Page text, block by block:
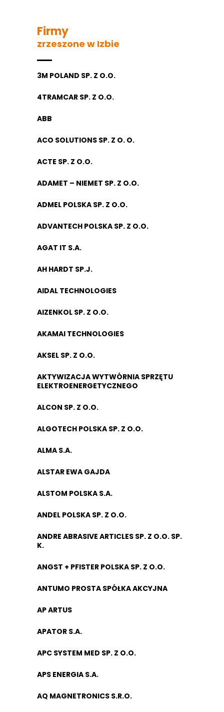
Firmy
zrzeszone w Izbie
3M POLAND SP. Z O.O.
4TRAMCAR SP. Z O.O.
ABB
ACO SOLUTIONS SP. Z O. O.
ACTE SP. Z O.O.
ADAMET – NIEMET SP. Z O.O.
ADMEL POLSKA SP. Z O.O.
ADVANTECH POLSKA SP. Z O.O.
AGAT IT S.A.
AH HARDT SP.J.
AIDAL TECHNOLOGIES
AIZENKOL SP. Z O.O.
AKAMAI TECHNOLOGIES
AKSEL SP. Z O.O.
AKTYWIZACJA WYTWÓRNIA SPRZĘTU
ELEKTROENERGETYCZNEGO
ALCON SP. Z O.O.
ALGOTECH POLSKA SP. Z O.O.
ALMA S.A.
ALSTAR EWA GAJDA
ALSTOM POLSKA S.A.
ANDEL POLSKA SP. Z O.O.
ANDRE ABRASIVE ARTICLES SP. Z O.O. SP.
K.
ANGST + PFISTER POLSKA SP. Z O.O.
ANTUMO PROSTA SPÓŁKA AKCYJNA
AP ARTUS
APATOR S.A.
APC SYSTEM MED SP. Z O.O.
APS ENERGIA S.A.
AQ MAGNETRONICS S.R.O.